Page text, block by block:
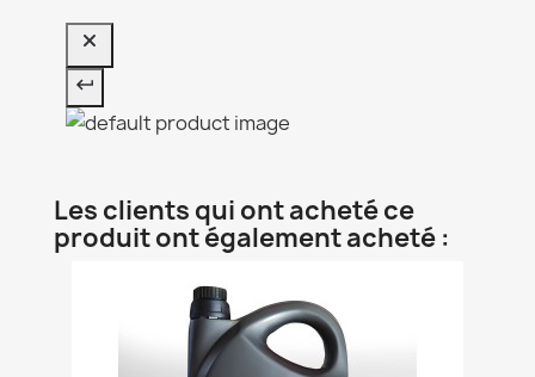
Les clients qui ont acheté ce
produit ont également acheté :